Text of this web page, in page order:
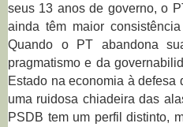
seus 13 anos de governo, o
ainda têm maior
Quando o PT abandona
pragmatismo e da
Estado na economia à defesa
uma ruidosa chiadeira das
PSDB tem um perfil distinto,